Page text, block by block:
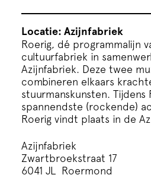
Locatie: Azijnfabriek
Roerig, dé programmalijn
cultuurfabriek in
Azijnfabriek. Deze twee
combineren elkaars
stuurmanskunsten.
spannendste (rockende)
Roerig vindt plaats in de
Azijnfabriek
Zwartbroekstraat 17
6041 JL Roermond